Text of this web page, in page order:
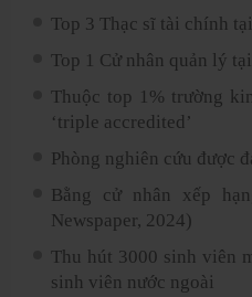
Top 3 Thạc sĩ tài chính
Top 1 Cử nhân quản lý
Thuộc top 1% trường
‘triple accredited’
Phòng nghiên cứu được
Bằng cử nhân xếp
Newspaper, 2024)
Thu hút 3000 sinh viên
sinh viên nước ngoài